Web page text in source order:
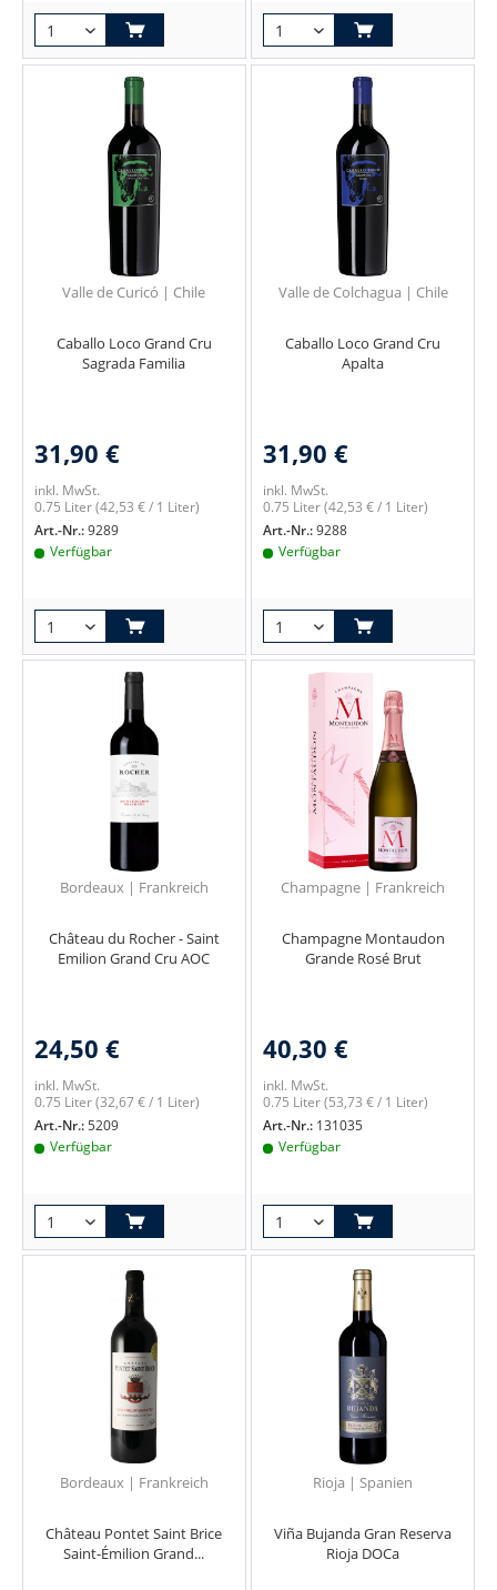
Valle de Curicó | Chile
Caballo Loco Grand Cru
Sagrada Familia
31,90 €
inkl. MwSt.
0.75 Liter(42,53 € / 1 Liter)
Art.-Nr.:9289
Verfügbar
Valle de Colchagua | Chile
Caballo Loco Grand Cru
Apalta
31,90 €
inkl. MwSt.
0.75 Liter(42,53 € / 1 Liter)
Art.-Nr.:9288
Verfügbar
Bordeaux | Frankreich
Château du Rocher - Saint
Emilion Grand Cru AOC
24,50 €
inkl. MwSt.
0.75 Liter(32,67 € / 1 Liter)
Art.-Nr.:5209
Verfügbar
Champagne | Frankreich
Champagne Montaudon
Grande Rosé Brut
40,30 €
inkl. MwSt.
0.75 Liter(53,73 € / 1 Liter)
Art.-Nr.: 131035
Verfügbar
Bordeaux | Frankreich
Château Pontet Saint Brice
Saint-Émilion Grand...
Rioja | Spanien
Viña Bujanda Gran Reserva
Rioja DOCa